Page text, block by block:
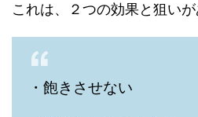
これは、２つの効果と狙いが
・飽きさせない